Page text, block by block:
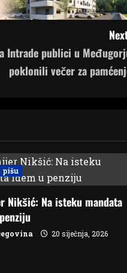
Intrade publici u
poklonili večer za
pišu
Nikšić: Na isteku mandata
20 siječnja, 2026